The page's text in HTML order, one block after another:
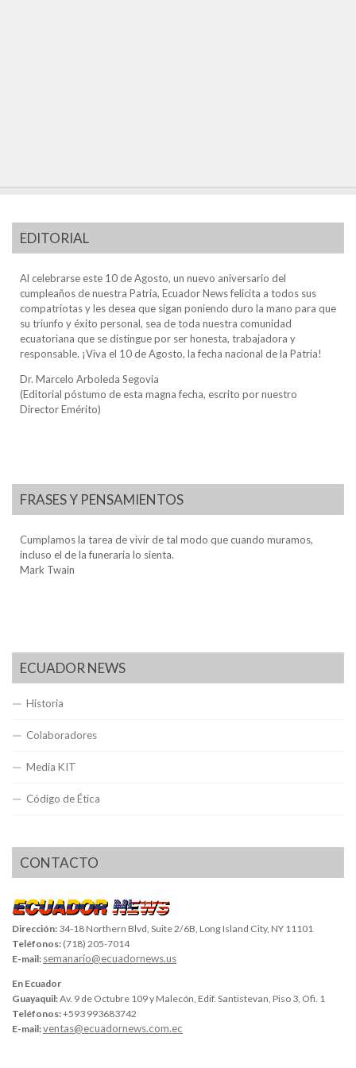
EDITORIAL
Al celebrarse este 10 de Agosto, un nuevo aniversario del
cumpleaños de nuestra Patria, Ecuador News felicita a todos sus
compatriotas y les desea que sigan poniendo duro la mano para que
su triunfo y éxito personal, sea de toda nuestra comunidad
ecuatoriana que se distingue por ser honesta, trabajadora y
responsable. ¡Viva el 10 de Agosto, la fecha nacional de la Patria!
Dr. Marcelo Arboleda Segovia
(Editorial póstumo de esta magna fecha, escrito por nuestro
Director Emérito)
FRASES Y PENSAMIENTOS
Cumplamos la tarea de vivir de tal modo que cuando muramos,
incluso el de la funeraria lo sienta.
Mark Twain
ECUADOR NEWS
Historia
Colaboradores
Media KIT
Código de Ética
CONTACTO
Dirección: 34-18 Northern Blvd, Suite 2/6B, Long Island City, NY 11101
Teléfonos: (718) 205-7014
E-mail: semanario@ecuadornews.us
En Ecuador
Guayaquil:Av. 9 de Octubre 109 y Malecón, Edif. Santistevan, Piso 3, Ofi. 1
Teléfonos:+593 993683742
E-mail:ventas@ecuadornews.com.ec